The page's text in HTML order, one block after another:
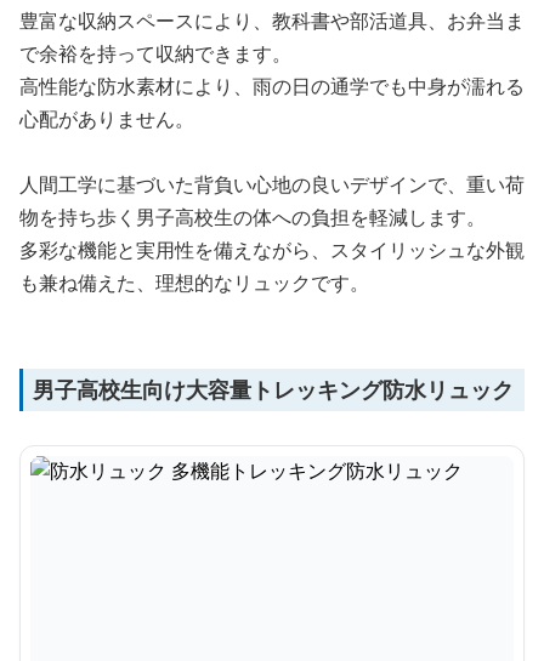
豊富な収納スペースにより、教科書や部活道具、お弁当ま
で余裕を持って収納できます。
高性能な防水素材により、雨の日の通学でも中身が濡れる
心配がありません。
人間工学に基づいた背負い心地の良いデザインで、重い荷
物を持ち歩く男子高校生の体への負担を軽減します。
多彩な機能と実用性を備えながら、スタイリッシュな外観
も兼ね備えた、理想的なリュックです。
男子高校生向け大容量トレッキング防水リュック